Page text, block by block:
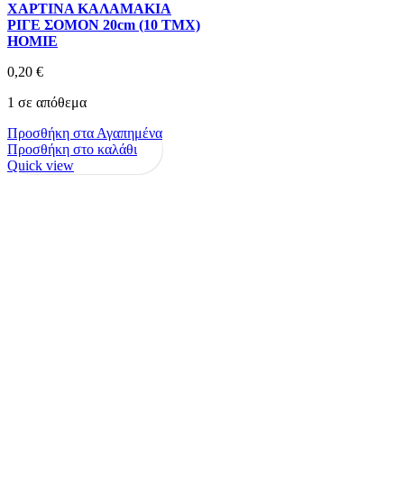
ΧΑΡΤΙΝΑ ΚΑΛΑΜΑΚΙΑ
ΡΙΓΕ ΣΟΜΟΝ 20cm (10 ΤΜΧ)
HOMIE
0,20 €
1 σε απόθεμα
Προσθήκη στα Αγαπημένα
Προσθήκη στο καλάθι
Quick view